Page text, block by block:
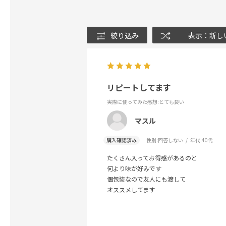
絞り込み 表示：新し
リピートしてます
実際に使ってみた感想:とても良い
マスル
購入確認済み 性別:回答しない 年代:40代
たくさん入ってお得感があるのと
何より味が好みです
個包装なので友人にも渡して
オススメしてます